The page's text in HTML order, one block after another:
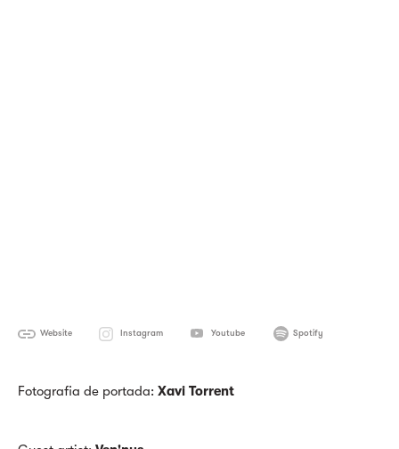
Website Instagram Youtube Spotify
Fotografia de portada: Xavi Torrent